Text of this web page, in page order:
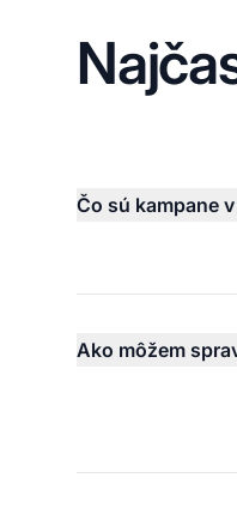
Čo sú kampane
Ako môžem